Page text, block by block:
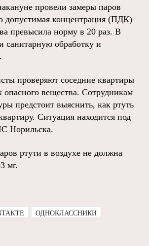
провели замеры паров
допустимая концентрация (ПДК)
превысила норму в 20 раз. В
санитарную обработку и
проверяют соседние квартиры
опасного вещества. Сотрудникам
предстоит выяснить, как ртуть
Ситуация находится под
Норильска.
ртути в воздухе не должна
мг.
ОДНОКЛАССНИКИ